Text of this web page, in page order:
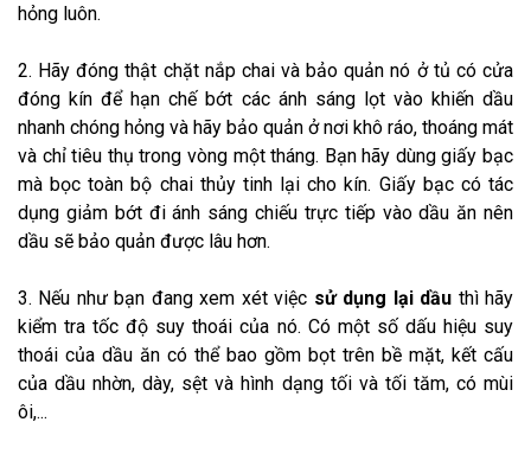
hỏng luôn.
2. Hãy đóng thật chặt nắp chai và bảo quản nó ở tủ có cửa
đóng kín để hạn chế bớt các ánh sáng lọt vào khiến dầu
nhanh chóng hỏng và hãy bảo quản ở nơi khô ráo, thoáng mát
và chỉ tiêu thụ trong vòng một tháng. Bạn hãy dùng giấy bạc
mà bọc toàn bộ chai thủy tinh lại cho kín. Giấy bạc có tác
dụng giảm bớt đi ánh sáng chiếu trực tiếp vào dầu ăn nên
dầu sẽ bảo quản được lâu hơn.
3. Nếu như bạn đang xem xét việc sử dụng lại dầu thì hãy
kiểm tra tốc độ suy thoái của nó. Có một số dấu hiệu suy
thoái của dầu ăn có thể bao gồm bọt trên bề mặt, kết cấu
của dầu nhờn, dày, sệt và hình dạng tối và tối tăm, có mùi
ôi,...